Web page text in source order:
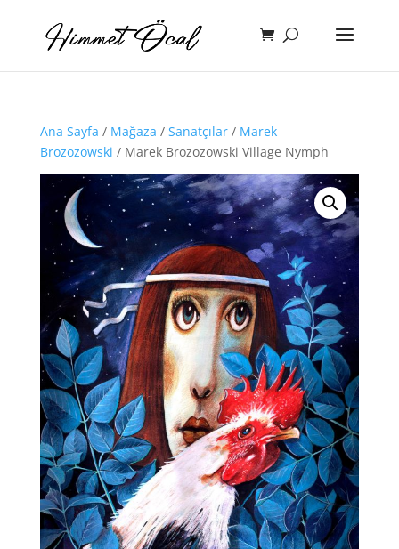
Ana Sayfa / Mağaza / Sanatçılar/ Marek
Brozozowski / Marek Brozozowski Village Nymph